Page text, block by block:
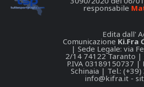
responsabile
Edita dall'
Comunicazione Ki.Fra
| Sede Legale: via
2/14 74122 Taranto |
P.IVA 03189150737
Schinaia | Tel.:
info@kifra.it -